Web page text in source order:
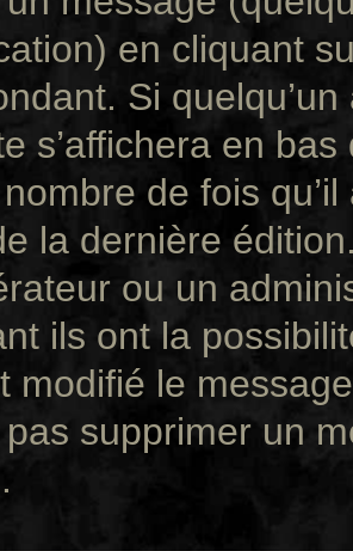
en cliquant
Si
s’affichera en
de fois
la dernière
ou un
ils ont la
modifié le
supprimer un